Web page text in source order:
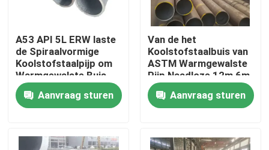
Huis
Producten
Ongeveer ons
A53 API 5L ERW laste
de Spiraalvormige
Koolstofstaalpijp om
Warmgewalste Buis
0.8mm
Aanvraag sturen
Van de het
Koolstofstaalbuis van
ASTM Warmgewalste
Pijp Naadloze 12m 6m
6.4m ERW
Aanvraag sturen